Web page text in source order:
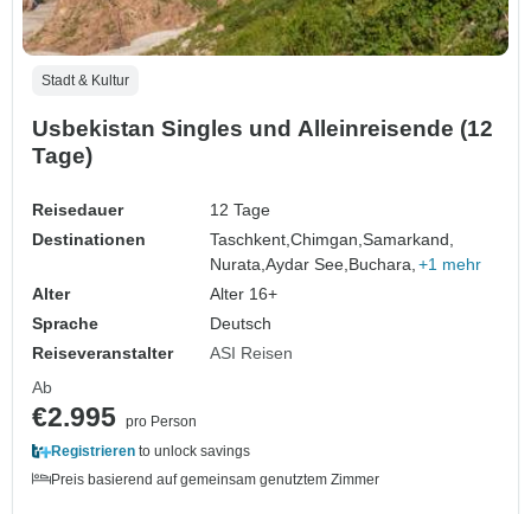
Stadt & Kultur
Usbekistan Singles und Alleinreisende (12
Tage)
Reisedauer
12 Tage
Destinationen
Taschkent,Chimgan,Samarkand,
Nurata,Aydar See,Buchara, +1 mehr
Alter
Alter 16+
Sprache
Deutsch
Reiseveranstalter
ASI Reisen
Ab
€2.995 pro Person
Registrieren to unlock savings
Preis basierend auf gemeinsam genutztem Zimmer